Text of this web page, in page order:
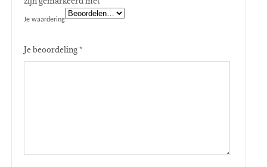
Je waardering
Je beoordeling*